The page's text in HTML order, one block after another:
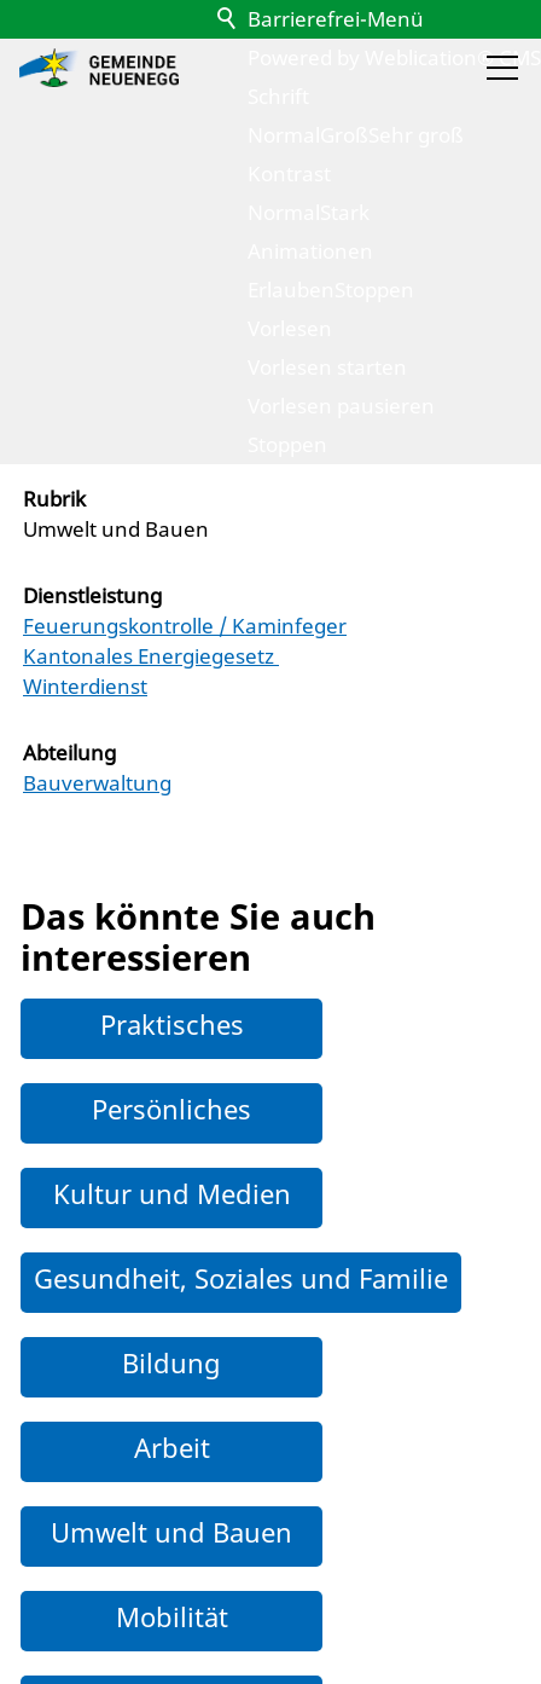
Barrierefrei-Menü
Powered by Weblication® CMS
Rubrik
Umwelt und Bauen
Dienstleistung
Feuerungskontrolle / Kaminfeger
Kantonales Energiegesetz
Winterdienst
Abteilung
Bauverwaltung
Das könnte Sie auch
interessieren
Praktisches
Persönliches
Kultur und Medien
Gesundheit, Soziales und Familie
Bildung
Arbeit
Umwelt und Bauen
Mobilität